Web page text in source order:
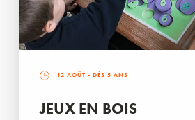
12 AOÛT - DÈS 5 ANS
JEUX EN BOIS